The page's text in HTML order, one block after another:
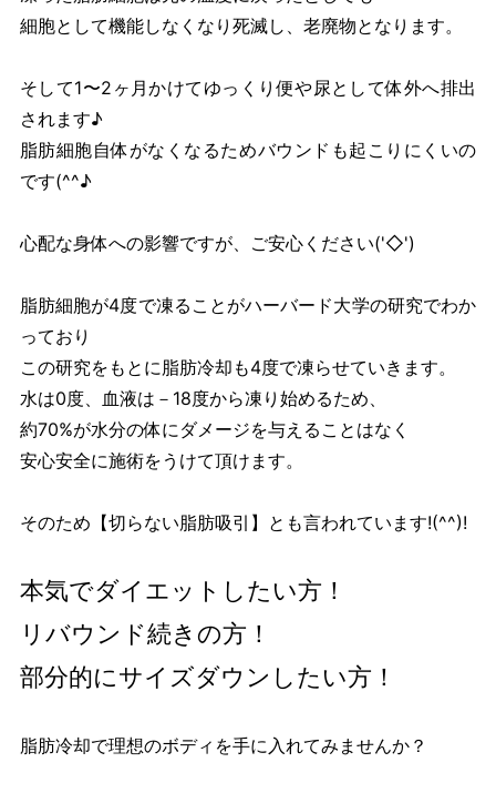
細胞として機能しなくなり死滅し、老廃物となります。
そして1〜2ヶ月かけてゆっくり便や尿として体外へ排出
されます♪
脂肪細胞自体がなくなるためバウンドも起こりにくいの
です(^^♪
心配な身体への影響ですが、ご安心ください('◇')ゞ
脂肪細胞が4度で凍ることがハーバード大学の研究でわか
っており
この研究をもとに脂肪冷却も4度で凍らせていきます。
水は0度、血液は－18度から凍り始めるため、
約70%が水分の体にダメージを与えることはなく
安心安全に施術をうけて頂けます。
そのため【切らない脂肪吸引】とも言われています!(^^)!
本気でダイエットしたい方！
リバウンド続きの方！
部分的にサイズダウンしたい方！
脂肪冷却で理想のボディを手に入れてみませんか？